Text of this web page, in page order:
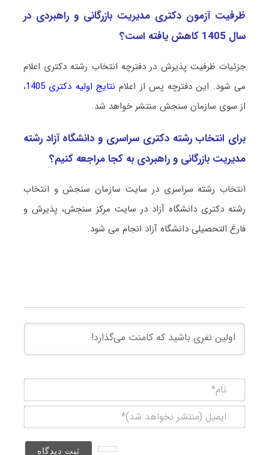
ظرفیت آزمون دکتری ﻣﺪﻳﺮﻳﺖ ﺑﺎزرﮔﺎنی و راﻫﺒﺮدی در
سال 1405 کاهش یافته است؟
جزئیات ظرفیت پذیرش در دفترچه انتخاب رشته دکتری اعلام
می شود. این دفترچه پس از اعلام نتایج اولیه دکتری 1405
،
از سوی سازمان سنجش منتشر خواهد شد.
برای انتخاب رشته دکتری سراسری و دانشگاه آزاد رشته
ﻣﺪﻳﺮﻳﺖ ﺑﺎزرﮔﺎنی و راﻫﺒﺮدی به کجا مراجعه کنیم؟
انتخاب رشته سراسری در سایت سازمان سنجش و انتخاب
رشته دکتری دانشگاه آزاد در سایت مرکز سنجش، پذیرش و
فارغ التحصیلی دانشگاه آزاد انجام می شود.
(منتشر